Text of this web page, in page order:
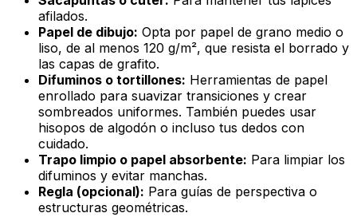
afilados.
Papel de dibujo: Opta por papel de grano medio o
liso, de al menos 120 g/m², que resista el borrado y
las capas de grafito.
Difuminos o tortillones: Herramientas de papel
enrollado para suavizar transiciones y crear
sombreados uniformes. También puedes usar
hisopos de algodón o incluso tus dedos con
cuidado.
Trapo limpio o papel absorbente: Para limpiar los
difuminos y evitar manchas.
Regla (opcional): Para guías de perspectiva o
estructuras geométricas.